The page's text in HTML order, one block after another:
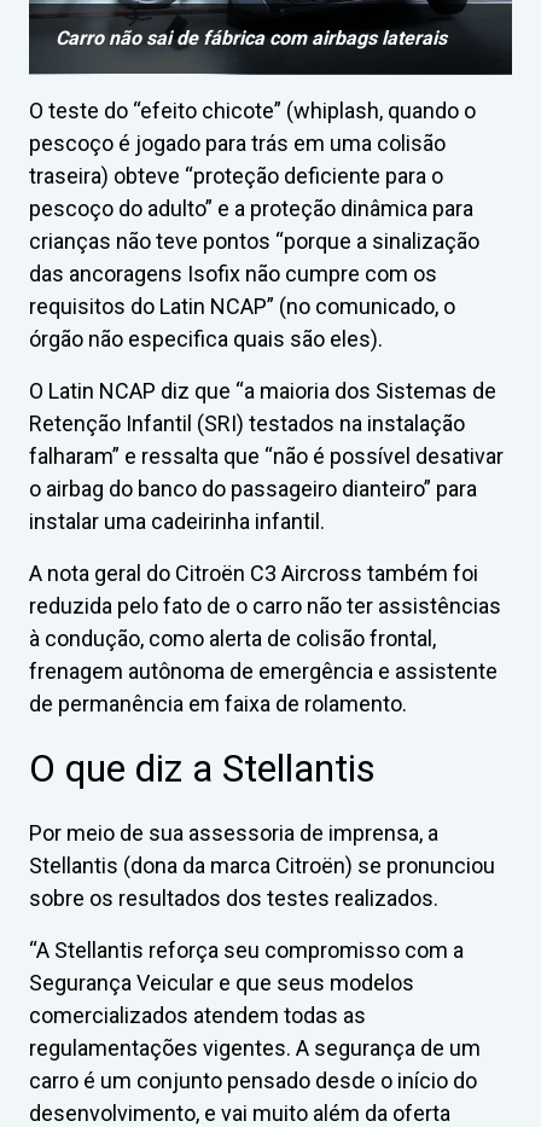
Carro não sai de fábrica com airbags laterais
O teste do “efeito chicote” (whiplash, quando o
pescoço é jogado para trás em uma colisão
traseira) obteve “proteção deficiente para o
pescoço do adulto” e a proteção dinâmica para
crianças não teve pontos “porque a sinalização
das ancoragens Isofix não cumpre com os
requisitos do Latin NCAP” (no comunicado, o
órgão não especifica quais são eles).
O Latin NCAP diz que “a maioria dos Sistemas de
Retenção Infantil (SRI) testados na instalação
falharam” e ressalta que “não é possível desativar
o airbag do banco do passageiro dianteiro” para
instalar uma cadeirinha infantil.
A nota geral do Citroën C3 Aircross também foi
reduzida pelo fato de o carro não ter assistências
à condução, como alerta de colisão frontal,
frenagem autônoma de emergência e assistente
de permanência em faixa de rolamento.
O que diz a Stellantis
Por meio de sua assessoria de imprensa, a
Stellantis (dona da marca Citroën) se pronunciou
sobre os resultados dos testes realizados.
“A Stellantis reforça seu compromisso com a
Segurança Veicular e que seus modelos
comercializados atendem todas as
regulamentações vigentes. A segurança de um
carro é um conjunto pensado desde o início do
desenvolvimento, e vai muito além da oferta